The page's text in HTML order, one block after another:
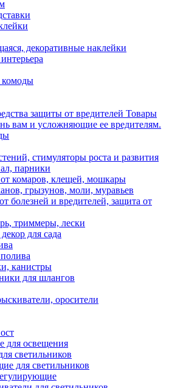
декоративные наклейки
комоды
защиты от вредителей Товары
вам и усложняющие ее вредителям.
стимуляторы роста и развития
парники
комаров, клещей, мошкары
грызунов, моли, муравьев
болезней и вредителей, защита от
триммеры, лески
для сада
канистры
для шлангов
оросители
для освещения
светильников
для светильников